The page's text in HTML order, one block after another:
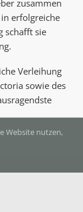
zusammen
erfolgreiche
schafft sie
Verleihung
sowie des
Website nutzen,